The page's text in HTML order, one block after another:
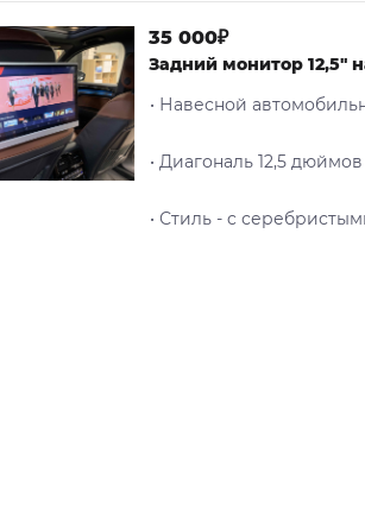
35 000₽
Задний монитор 12,5"
• Навесной
• Диагональ 12,5 дюймов
• Стиль - c